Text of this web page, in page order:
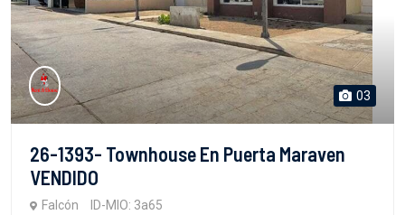
03
26-1393- Townhouse En Puerta Maraven
VENDIDO
Falcón ID-MIO: 3a65